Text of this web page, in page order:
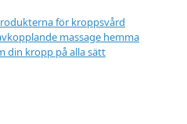
för kroppsvård
massage hemma
din kropp på alla sätt